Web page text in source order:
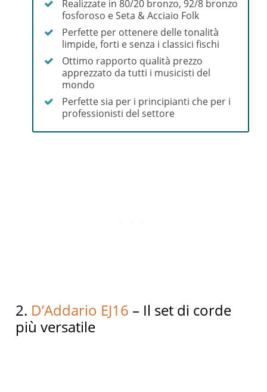
Realizzate in 80/20 bronzo, 92/8 bronzo
fosforoso e Seta & Acciaio Folk
Perfette per ottenere delle tonalità
limpide, forti e senza i classici fischi
Ottimo rapporto qualità prezzo
apprezzato da tutti i musicisti del
mondo
Perfette sia per i principianti che per i
professionisti del settore
2. D’Addario EJ16 – Il set di corde
più versatile